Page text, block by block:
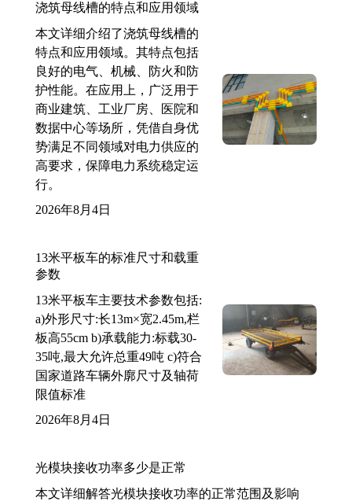
浇筑母线槽的特点和应用领域
本文详细介绍了浇筑母线槽的
特点和应用领域。其特点包括
良好的电气、机械、防火和防
护性能。在应用上，广泛用于
商业建筑、工业厂房、医院和
数据中心等场所，凭借自身优
势满足不同领域对电力供应的
高要求，保障电力系统稳定运
行。
2026年8月4日
13米平板车的标准尺寸和载重
参数
13米平板车主要技术参数包括:
a)外形尺寸:长13m×宽2.45m,栏
板高55cm b)承载能力:标载30-
35吨,最大允许总重49吨 c)符合
国家道路车辆外廓尺寸及轴荷
限值标准
2026年8月4日
光模块接收功率多少是正常
本文详细解答光模块接收功率的正常范围及影响